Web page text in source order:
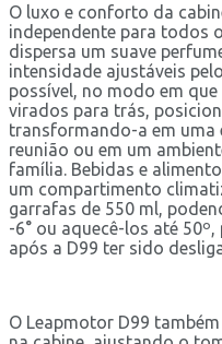
O luxo e conforto da
independente para todos
dispersa um suave
intensidade ajustáveis
possível, no modo em
virados para trás,
transformando-a em uma
reunião ou em um
família. Bebidas e
um compartimento
garrafas de 550 ml,
-6° ou aquecê-los até
após a D99 ter sido
O Leapmotor D99